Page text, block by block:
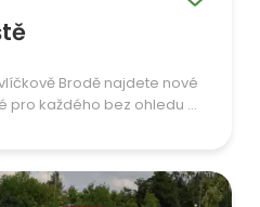
Brodě najdete nové
pro každého bez ohledu ...